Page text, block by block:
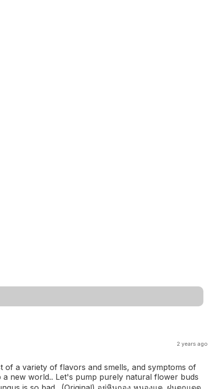
2 years ago
of a variety of flavors and smells, and symptoms of
new world.. Let's pump purely natural flower buds